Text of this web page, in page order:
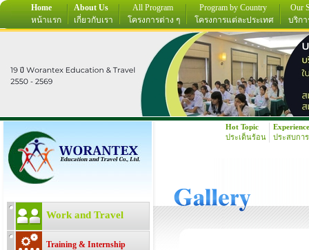
Home
หน้าแรก
About Us
เกี่ยวกับเรา
All Program
โครงการต่าง ๆ
Program by Country
โครงการแต่ละประเทศ
Our
บริกา
Work and Travel
Training & Internship
Hot Topic
ประเด็นร้อน
Experience
ประสบกา